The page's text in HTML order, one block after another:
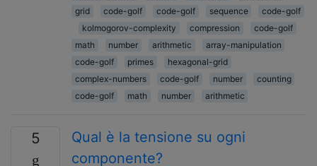
grid
code-golf code-golf sequence
code-golf
kolmogorov-complexity
compression
code-golf
math
number arithmetic
array-manipulation
code-golf
primes
hexagonal-grid
complex-numbers
code-golf number
counting
code-golf
math number arithmetic
5
Qual è la tensione su ogni
componente?